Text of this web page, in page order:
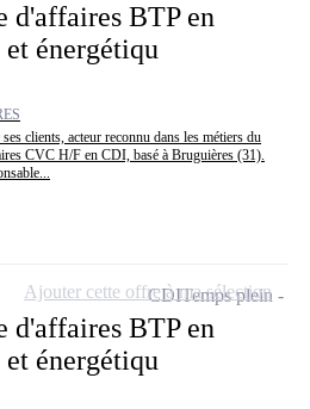
d'affaires BTP en
énergétiqu
clients, acteur reconnu dans les métiers du
CVC H/F en CDI, basé à Bruguières (31).
d'affaires BTP en
énergétiqu
CDITemps plein
Ajouter cette offre à ma sélection